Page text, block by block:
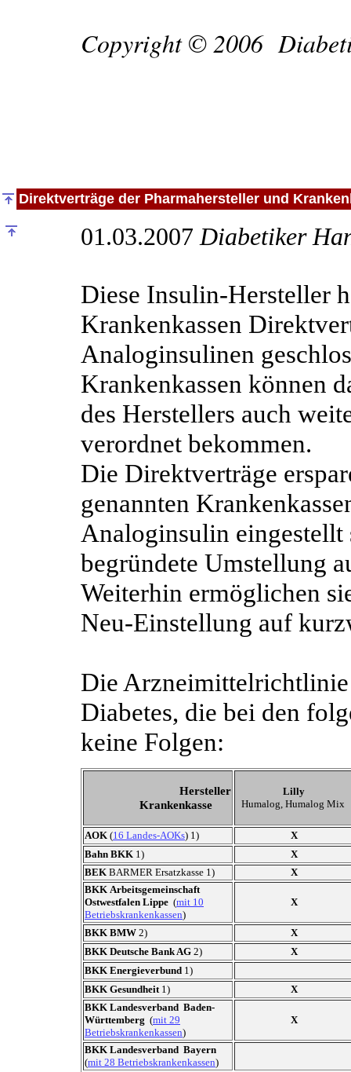
Copyright © 2006
Direktverträge der Pharmahersteller und
01.03.2007Diabetiker
Diese Insulin-Hersteller
Krankenkassen
Analoginsulinen
Krankenkassen können
des Herstellers auch
verordnet bekommen.
Die Direktverträge
genannten
Analoginsulin
begründete Umstellung
Weiterhin ermöglichen
Neu-Einstellung auf
Die
Diabetes, die bei den
keine Folgen:
Hersteller
Krankenkasse
Lilly
Humalog, Humalog Mix
AOK (16 Landes-AOKs) 1)
X
Bahn BKK 1)
X
BEK BARMER Ersatzkasse 1)
X
BKK Arbeitsgemeinschaft
Ostwestfalen Lippe (mit 10
Betriebskrankenkassen)
X
BKK BMW 2)
X
BKK Deutsche Bank AG 2)
X
BKK Energieverbund 1)
BKK Gesundheit 1)
X
BKK Landesverband Baden-
Württemberg (mit 29
Betriebskrankenkassen)
X
BKK Landesverband Bayern
(mit 28 Betriebskrankenkassen)